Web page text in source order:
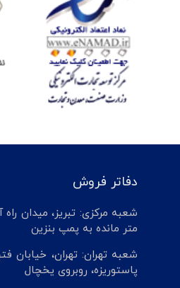
دفاتر فروش
متر مانده به پمپ بنزین
شعبه تهران: تهران، خیابان
پاستوریزه، روبروی یخچال